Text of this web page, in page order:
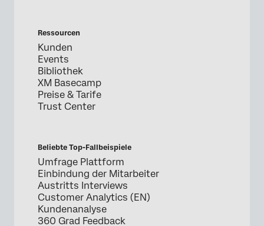
Ressourcen
Kunden
Events
Bibliothek
XM Basecamp
Preise & Tarife
Trust Center
Beliebte Top-Fallbeispiele
Umfrage Plattform
Einbindung der Mitarbeiter
Austritts Interviews
Customer Analytics (EN)
Kundenanalyse
360 Grad Feedback